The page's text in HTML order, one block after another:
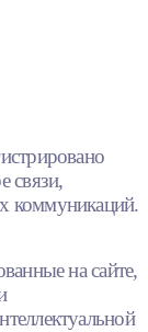
связи,
коммуникаций.
на сайте,